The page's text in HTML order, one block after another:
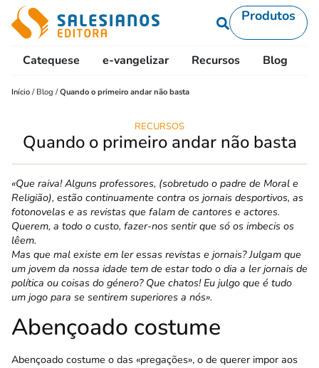
Produtos
Catequese e-vangelizar Recursos Blog
Início / Blog /Quando o primeiro andar não basta
RECURSOS
Quando o primeiro andar não basta
«Que raiva! Alguns professores, (sobretudo o padre de Moral e
Religião), estão continuamente contra os jornais desportivos, as
fotonovelas e as revistas que falam de cantores e actores.
Querem, a todo o custo, fazer-nos sentir que só os imbecis os
lêem.
Mas que mal existe em ler essas revistas e jornais? Julgam que
um jovem da nossa idade tem de estar todo o dia a ler jornais de
política ou coisas do género? Que chatos! Eu julgo que é tudo
um jogo para se sentirem superiores a nós».
Abençoado costume
Abençoado costume o das «pregações», o de querer impor aos